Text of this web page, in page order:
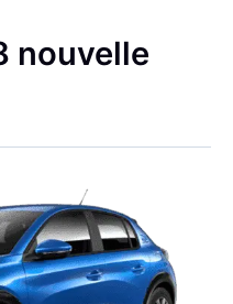
nouvelle